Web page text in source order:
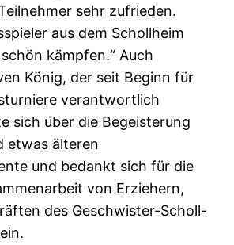
sehr zufrieden.
aus dem Schollheim
kämpfen.“ Auch
König, der seit Beginn für
verantwortlich
sich über die Begeisterung
etwas älteren
und bedankt sich für die
von Erziehern,
des Geschwister-Scholl-